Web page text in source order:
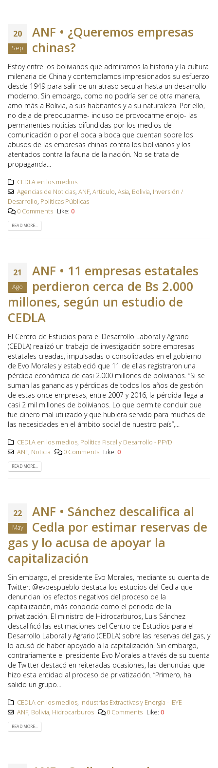
20
Sep
ANF • ¿Queremos empresas
chinas?
Estoy entre los bolivianos que admiramos la historia y la cultura
milenaria de China y contemplamos impresionados su esfuerzo
desde 1949 para salir de un atraso secular hasta un desarrollo
moderno. Sin embargo, como no podría ser de otra manera,
amo más a Bolivia, a sus habitantes y a su naturaleza. Por ello,
no deja de preocuparme- incluso de provocarme enojo- las
permanentes noticias difundidas por los medios de
comunicación o por el boca a boca que cuentan sobre los
abusos de las empresas chinas contra los bolivianos y los
atentados contra la fauna de la nación. No se trata de
propaganda...
CEDLA en los medios
Agencias de Noticias, ANF, Artículo, Asia, Bolivia, Inversión /
Desarrollo, Políticas Públicas
0 Comments Like: 0
READ MORE...
21
Ago
ANF • 11 empresas estatales
perdieron cerca de Bs 2.000
millones, según un estudio de
CEDLA
El Centro de Estudios para el Desarrollo Laboral y Agrario
(CEDLA) realizó un trabajo de investigación sobre empresas
estatales creadas, impulsadas o consolidadas en el gobierno
de Evo Morales y estableció que 11 de ellas registraron una
pérdida económica de casi 2.000 millones de bolivianos. “Si se
suman las ganancias y pérdidas de todos los años de gestión
de estas once empresas, entre 2007 y 2016, la pérdida llega a
casi 2 mil millones de bolivianos. Lo que permite concluir que
fue dinero mal utilizado y que hubiera servido para muchas de
las necesidades en el ámbito social de nuestro país”,...
CEDLA en los medios, Política Fiscal y Desarrollo - PFYD
ANF, Noticia 0 Comments Like:0
READ MORE...
22
May
ANF • Sánchez descalifica al
Cedla por estimar reservas de
gas y lo acusa de apoyar la
capitalización
Sin embargo, el presidente Evo Morales, mediante su cuenta de
Twitter: @evoespueblo destaca los estudios del Cedla que
denuncian los efectos negativos del proceso de la
capitalización, más conocida como el periodo de la
privatización. El ministro de Hidrocarburos, Luis Sánchez
descalificó las estimaciones del Centro de Estudios para el
Desarrollo Laboral y Agrario (CEDLA) sobre las reservas del gas, y
lo acusó de haber apoyado a la capitalización. Sin embargo,
contrariamente el presidente Evo Morales a través de su cuenta
de Twitter destacó en reiteradas ocasiones, las denuncias que
hizo esta entidad al proceso de privatización. “Primero, ha
salido un grupo...
CEDLA en los medios, Industrias Extractivas y Energía - IEYE
ANF, Bolivia, Hidrocarburos 0 Comments Like:0
READ MORE...